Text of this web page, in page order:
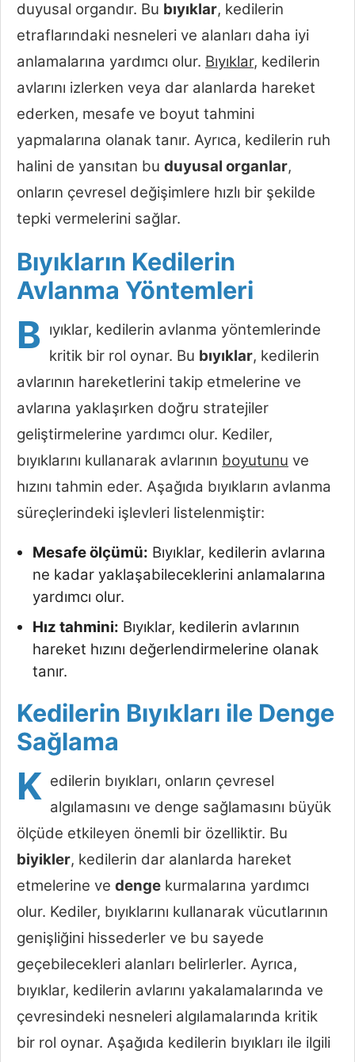
duyusal organdır. Bu bıyıklar, kedilerin
etraflarındaki nesneleri ve alanları daha iyi
anlamalarına yardımcı olur. Bıyıklar, kedilerin
avlarını izlerken veya dar alanlarda hareket
ederken, mesafe ve boyut tahmini
yapmalarına olanak tanır. Ayrıca, kedilerin ruh
halini de yansıtan bu duyusal organlar,
onların çevresel değişimlere hızlı bir şekilde
tepki vermelerini sağlar.
Bıyıkların Kedilerin
Avlanma Yöntemleri
B ıyıklar, kedilerin avlanma yöntemlerinde
kritik bir rol oynar. Bu bıyıklar, kedilerin
avlarının hareketlerini takip etmelerine ve
avlarına yaklaşırken doğru stratejiler
geliştirmelerine yardımcı olur. Kediler,
bıyıklarını kullanarak avlarının boyutunu ve
hızını tahmin eder. Aşağıda bıyıkların avlanma
süreçlerindeki işlevleri listelenmiştir:
Mesafe ölçümü: Bıyıklar, kedilerin avlarına
ne kadar yaklaşabileceklerini anlamalarına
yardımcı olur.
Hız tahmini: Bıyıklar, kedilerin avlarının
hareket hızını değerlendirmelerine olanak
tanır.
Kedilerin Bıyıkları ile Denge
Sağlama
K edilerin bıyıkları, onların çevresel
algılamasını ve denge sağlamasını büyük
ölçüde etkileyen önemli bir özelliktir. Bu
biyikler, kedilerin dar alanlarda hareket
etmelerine ve denge kurmalarına yardımcı
olur. Kediler, bıyıklarını kullanarak vücutlarının
genişliğini hissederler ve bu sayede
geçebilecekleri alanları belirlerler. Ayrıca,
bıyıklar, kedilerin avlarını yakalamalarında ve
çevresindeki nesneleri algılamalarında kritik
bir rol oynar. Aşağıda kedilerin bıyıkları ile ilgili